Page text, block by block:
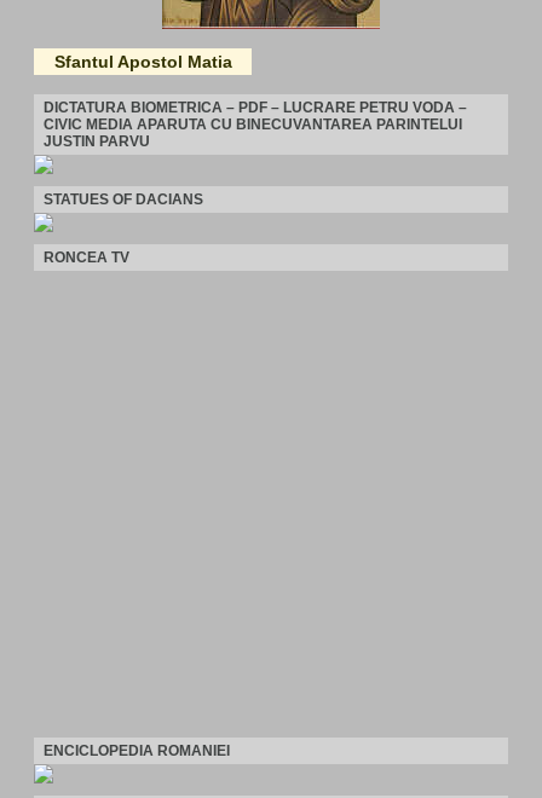
Sfantul Apostol Matia
DICTATURA BIOMETRICA – PDF – LUCRARE PETRU VODA –
CIVIC MEDIA APARUTA CU BINECUVANTAREA PARINTELUI
JUSTIN PARVU
STATUES OF DACIANS
RONCEA TV
ENCICLOPEDIA ROMANIEI